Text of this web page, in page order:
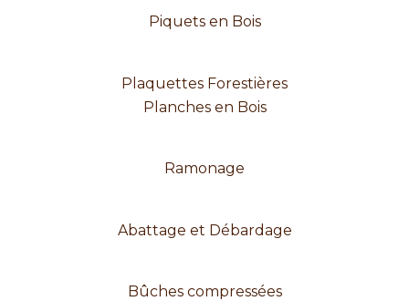
Piquets en Bois
Plaquettes Forestières
Planches en Bois
Ramonage
Abattage et Débardage
Bûches compressées